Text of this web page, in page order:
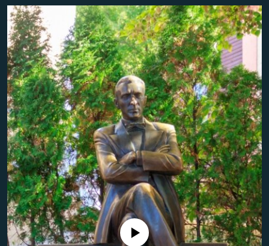
Русский
ЖАЗЫЛЫҢЫЗ
Басқа тілдерде
No media source currently available